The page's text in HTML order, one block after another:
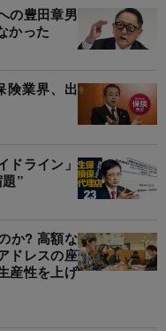
の豊田章男
かった
険業界、出
ライン」
”
か? 高額な
ドレスの座
産性を上げ